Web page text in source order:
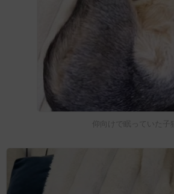
仰向けで眠っていた子猫